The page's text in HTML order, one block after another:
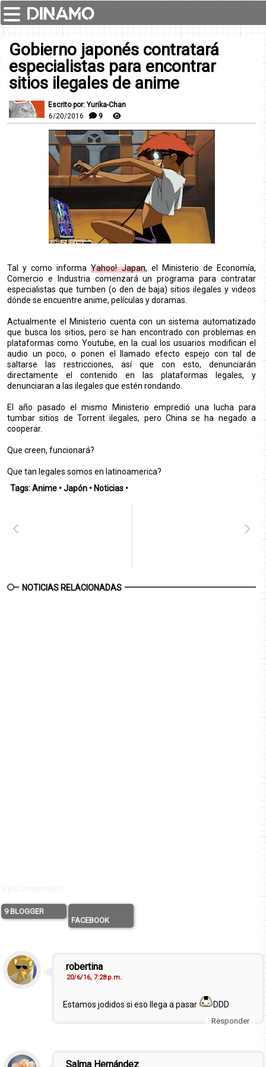
Gobierno japonés contratará
especialistas para encontrar
sitios ilegales de anime
Escrito por: Yurika-Chan
6/20/2016
9
Tal y como informaYahoo! Japan, el Ministerio de Economía,
Comercio e Industria comenzará un programa para contratar
especialistas que tumben (o den de baja) sitios ilegales y videos
dónde se encuentre anime, películas y doramas.
Actualmente el Ministerio cuenta con un sistema automatizado
que busca los sitios, pero se han encontrado con problemas en
plataformas como Youtube, en la cual los usuarios modifican el
audio un poco, o ponen el llamado efecto espejo con tal de
saltarse las restricciones, así que con esto, denunciarán
directamente el contenido en las plataformas legales, y
denunciaran a las ilegales que estén rondando.
El año pasado el mismo Ministerio empredió una lucha para
tumbar sitios de Torrent ilegales, pero China se ha negado a
cooperar.
Que creen, funcionará?
Que tan legales somos en latinoamerica?
Tags:Anime •Japón • Noticias •
NOTICIAS RELACIONADAS
9 BLOGGER
FACEBOOK
robertina
20/6/16, 7:28 p.m.
Estamos jodidos si eso llega a pasar DDD
Responder
Salma Hernández